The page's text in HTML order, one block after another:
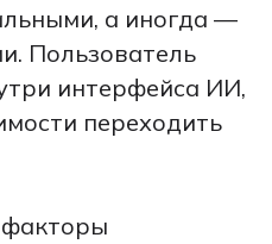
а иногда —
Пользователь
интерфейса ИИ,
переходить
факторы